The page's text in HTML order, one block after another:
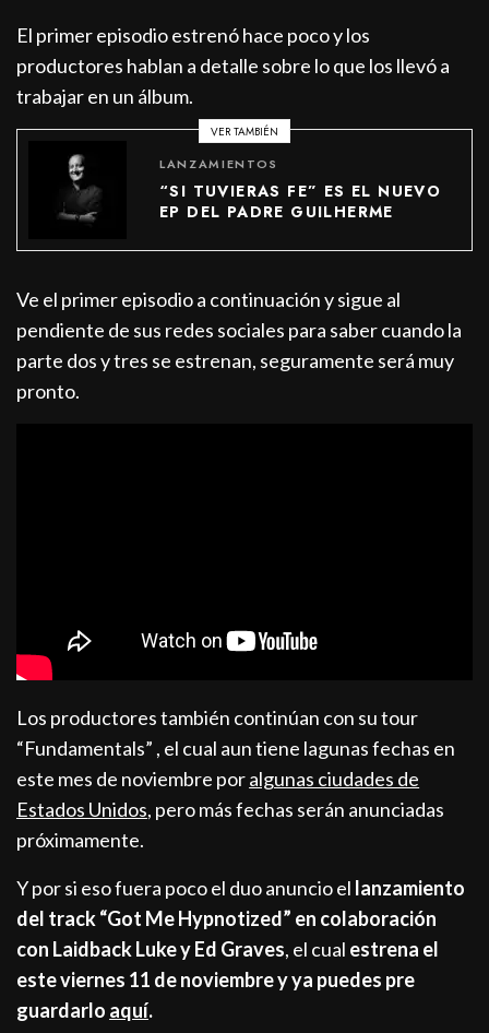
El primer episodio estrenó hace poco y los
productores hablan a detalle sobre lo que los llevó a
trabajar en un álbum.
VER TAMBIÉN
LANZAMIENTOS
“SI TUVIERAS FE” ES EL NUEVO
EP DEL PADRE GUILHERME
Ve el primer episodio a continuación y sigue al
pendiente de sus redes sociales para saber cuando la
parte dos y tres se estrenan, seguramente será muy
pronto.
Los productores también continúan con su tour
“Fundamentals” , el cual aun tiene lagunas fechas en
este mes de noviembre poralgunas ciudades de
Estados Unidos, pero más fechas serán anunciadas
próximamente.
Y por si eso fuera poco el duo anuncio el lanzamiento
del track “Got Me Hypnotized” en colaboración
con Laidback Luke y Ed Graves, el cual estrena el
este viernes 11 de noviembre y ya puedes pre
guardarlo aquí.